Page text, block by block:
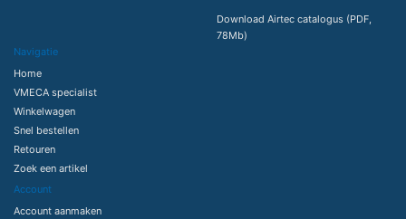
Download Airtec catalogus (PDF,
78Mb)
Navigatie
Home
VMECA specialist
Winkelwagen
Snel bestellen
Retouren
Zoek een artikel
Account
Account aanmaken